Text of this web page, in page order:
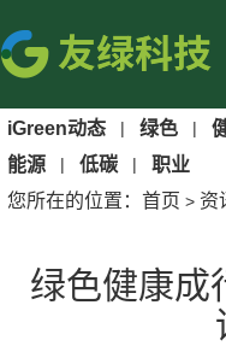
iGreen动态 | 绿色 |
能源 | 低碳 |
职业
您所在的位置： 首页 > 资
绿色健康成